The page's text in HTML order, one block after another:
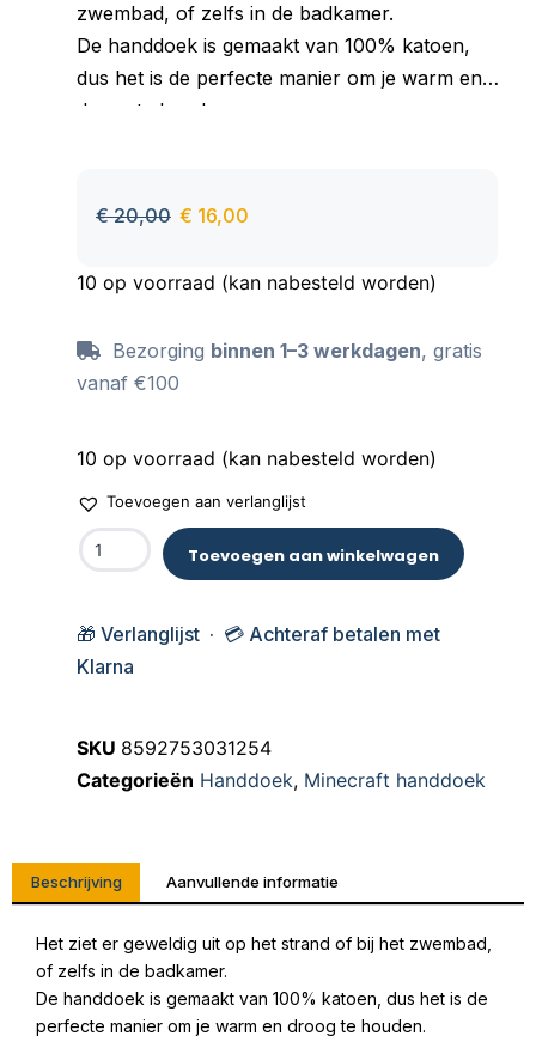
zwembad, of zelfs in de badkamer.
De handdoek is gemaakt van 100% katoen,
dus het is de perfecte manier om je warm en
droog te houden.
wasbeurten.
€20,00 € 16,00
10 op voorraad (kan nabesteld worden)
Bezorging binnen 1–3 werkdagen, gratis
vanaf €100
10 op voorraad (kan nabesteld worden)
Toevoegen aan verlanglijst
Toevoegen aan winkelwagen
🎁 Verlanglijst · 💳 Achteraf betalen met
Klarna
SKU 8592753031254
Categorieën Handdoek, Minecraft handdoek
Beschrijving Aanvullende informatie
Het ziet er geweldig uit op het strand of bij het zwembad,
of zelfs in de badkamer.
De handdoek is gemaakt van 100% katoen, dus het is de
perfecte manier om je warm en droog te houden.